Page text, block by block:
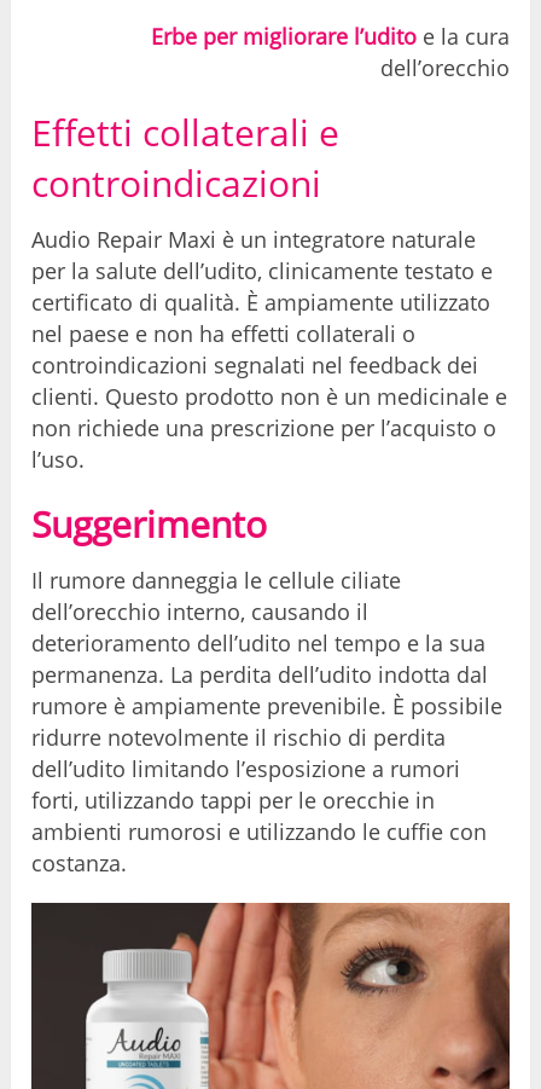
Erbe per migliorare l’uditoe la cura
dell’orecchio
Effetti collaterali e
controindicazioni
Audio Repair Maxi è un integratore naturale
per la salute dell’udito, clinicamente testato e
certificato di qualità. È ampiamente utilizzato
nel paese e non ha effetti collaterali o
controindicazioni segnalati nel feedback dei
clienti. Questo prodotto non è un medicinale e
non richiede una prescrizione per l’acquisto o
l’uso.
Suggerimento
Il rumore danneggia le cellule ciliate
dell’orecchio interno, causando il
deterioramento dell’udito nel tempo e la sua
permanenza. La perdita dell’udito indotta dal
rumore è ampiamente prevenibile. È possibile
ridurre notevolmente il rischio di perdita
dell’udito limitando l’esposizione a rumori
forti, utilizzando tappi per le orecchie in
ambienti rumorosi e utilizzando le cuffie con
costanza.